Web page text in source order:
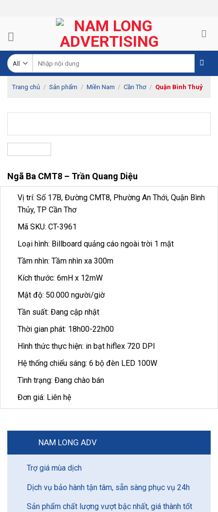
kiếm:
Trang chủ / Sản phẩm / Miền Nam / Cần Thơ / Quận Bình Thuỷ
Ngã Ba CMT8 – Trần Quang Diệu
Vị trí: Số 17B, Đường CMT8, Phường An Thới, Quận Bình
Thủy, TP Cần Thơ
Mã SKU: CT-3961
Loại hình: Billboard quảng cáo ngoài trời 1 mặt
Tầm nhìn: Tầm nhìn xa 300m
Kích thước: 6mH x 12mW
Mật độ: 50.000 người/giờ
Tần suất: Đang cập nhật
Thời gian phát: 18h00-22h00
Hình thức thực hiện: in bạt hiflex 720 DPI
Hệ thống chiếu sáng: 6 bộ đèn LED 100W
Tình trạng: Đang chào bán
Đơn giá: Liên hệ
NAM LONG ADV
Trợ giá mùa dịch
Dịch vụ bảo hành tận tâm, sẵn sàng phục vụ 24h
Sản phẩm chất lượng vượt bậc nhất, giá thành tốt